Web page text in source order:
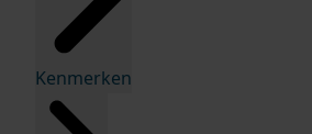
Kenmerken